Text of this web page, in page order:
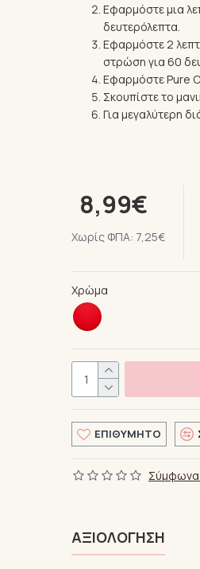
Εφαρμόστε μια
δευτερόλεπτα.
Εφαρμόστε 2
στρώση για 60
Εφαρμόστε Pure
Σκουπίστε το
Για μεγαλύτερη
Σύμφωνα
8,99€
Χωρίς ΦΠΑ: 7,25€
Χρώμα
ΕΠΙΘΥΜΗΤΌ
ΑΞΙΟΛΌΓΗΣΗ